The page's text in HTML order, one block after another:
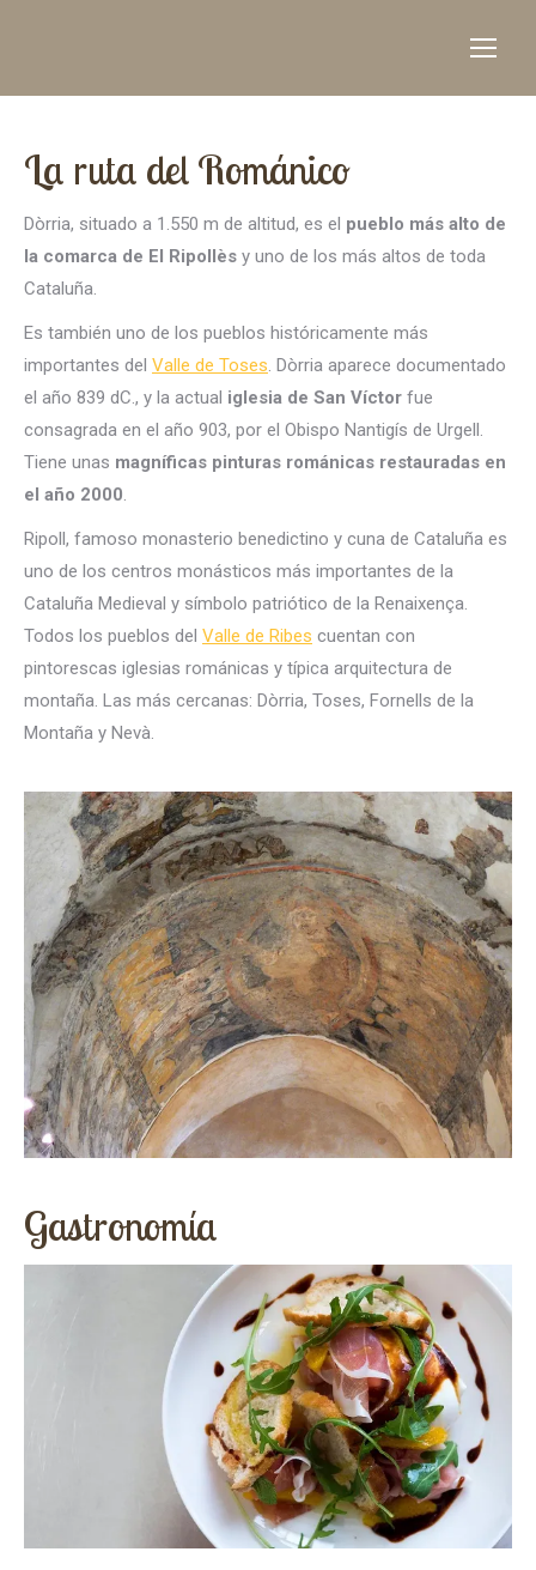
La ruta del Románico
Dòrria, situado a 1.550 m de altitud, es el pueblo más alto de
la comarca de El Ripollès y uno de los más altos de toda
Cataluña.
Es también uno de los pueblos históricamente más
importantes del Valle de Toses. Dòrria aparece documentado
el año 839 dC., y la actual iglesia de San Víctor fue
consagrada en el año 903, por el Obispo Nantigís de Urgell.
Tiene unas magníficas pinturas románicas restauradas en
el año 2000.
Ripoll, famoso monasterio benedictino y cuna de Cataluña es
uno de los centros monásticos más importantes de la
Cataluña Medieval y símbolo patriótico de la Renaixença.
Todos los pueblos del Valle de Ribes cuentan con
pintorescas iglesias románicas y típica arquitectura de
montaña. Las más cercanas: Dòrria, Toses, Fornells de la
Montaña y Nevà.
Gastronomía